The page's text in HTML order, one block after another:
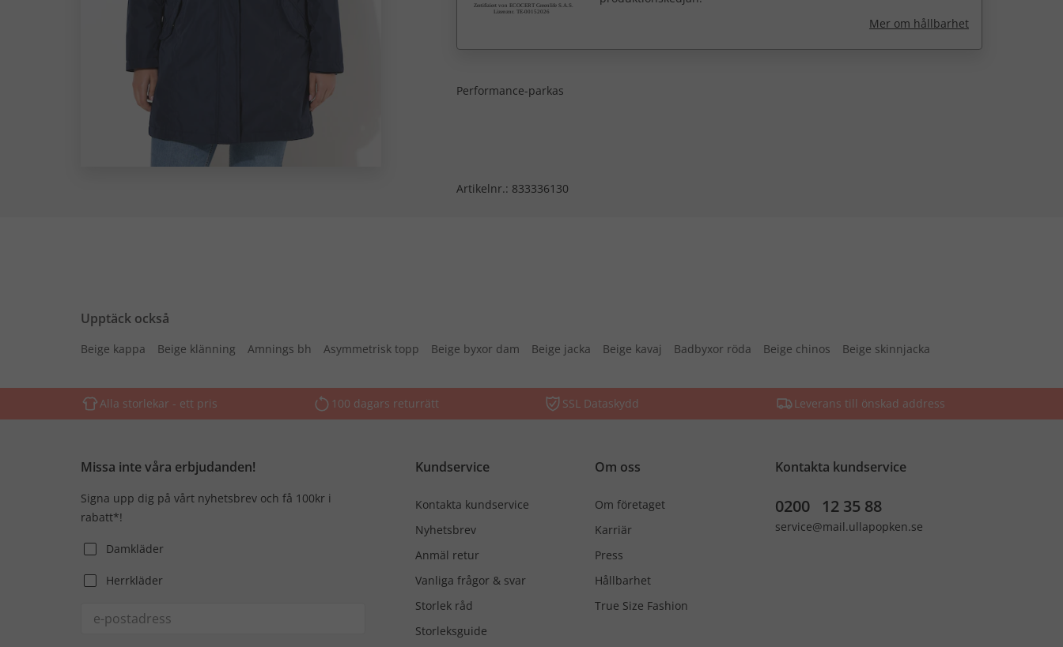
Mer om hållbarhet
Performance-parkas
Artikelnr.: 833336130
Upptäck också
Beige kappa Beige klänning Amnings bh Asymmetrisk topp Beige byxor dam Beige jacka Beige kavaj Badbyxor röda Beige chinos Beige skinnjacka
Alla storlekar - ett pris 100 dagars returrätt SSL Dataskydd Leverans till önskad address
Missa inte våra erbjudanden!
Signa upp dig på vårt nyhetsbrev och få 100kr i
rabatt*!
Damkläder
Herrkläder
Kundservice
Kontakta kundservice
Nyhetsbrev
Anmäl retur
Vanliga frågor & svar
Storlek råd
Storleksguide
Om oss
Om företaget
Karriär
Press
Hållbarhet
True Size Fashion
Kontakta kundservice
0200 12 35 88
service@mail.ullapopken.se